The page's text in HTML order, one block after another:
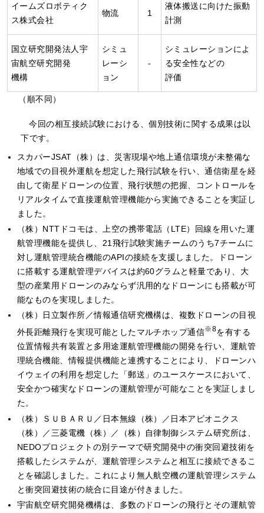
イームズロボティク
ス株式会社
物流 1
液体搬送に向けた振動
計測
国立研究開発法人宇
宙航空研究開発
機構
シミュ
レーシ
ョン
-
シミュレーションによ
る安全性などの
評価
（順不同）
今回の相互接続試験における、個別技術に関する成果は以
下です。
スカパーJSAT（株）は、災害現場や地上通信環境が未整備な
地域での目視外運航を想定した飛行試験を行い、通信衛星を経
由して衛星ドローンの位置、飛行状態の把握、コントロールを
リアルタイムで直接運航管理機能から実施できることを実証し
ました。
（株）NTTドコモは、上空の携帯電話（LTE）回線を用いた運
航管理機能を提供し、21飛行試験実施チームのうち7チームに
対し運航管理統合機能のAPIの接続を支援しました。ドローン
に搭載する運航管理デバイスは約60グラムと軽量であり、大
型の産業用ドローンのみならず汎用的なドローンにも搭載が可
能なものを実現しました。
（株）日立製作所／情報通信研究機構は、複数ドローンの目視
外長距離飛行を実現可能としたマルチホップ通信※8を有する
位置情報共有装置と多用途運航管理機能の開発を行い、運航管
理統合機能、情報提供機能と連携することにより、ドローンハ
イウェイの利用を想定した「郵送」のユースケースにおいて、
安全かつ確実なドローンの運航管理が可能なことを実証しまし
た。
（株）ＳＵＢＡＲＵ／日本無線（株）／日本アビオニクス
（株）／三菱電機（株）／（株）自律制御システム研究所は、
NEDOプロジェクトの別テーマで研究開発中の衝突回避技術を
搭載したシステムが、運航管理システムと相互に接続できるこ
とを確認しました。これにより無人航空機の運航管理システム
と衝突回避技術の統合に目途が付きました。
宇宙航空研究開発機構は、多数のドローンの飛行とその運航管